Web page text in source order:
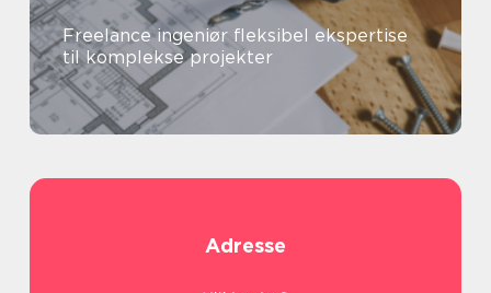
Freelance ingeniør fleksibel ekspertise
til komplekse projekter
Adresse